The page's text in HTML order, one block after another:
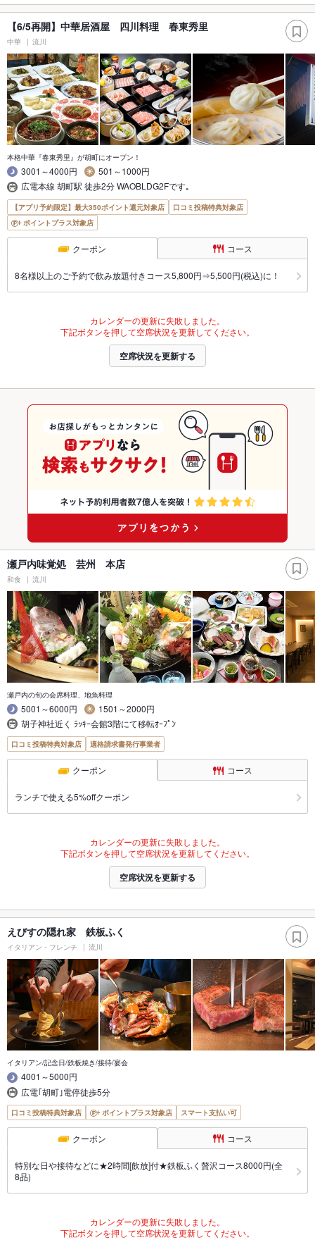
【6/5再開】中華居酒屋 四川料理 春東秀里
中華 流川
本格中華『春東秀里』が胡町にオープン！
3001～4000円
501～1000円
広電本線 胡町駅 徒歩2分 WAOBLDG2Fです｡
【アプリ予約限定】最大350ポイント還元対象店
口コミ投稿特典対象店
ポイントプラス対象店
クーポン コース
8名様以上のご予約で飲み放題付きコース5,800円⇒5,500円(税込)に！
カレンダーの更新に失敗しました。
下記ボタンを押して空席状況を更新してください。
空席状況を更新する
瀬戸内味覚処 芸州 本店
和食 流川
瀬戸内の旬の会席料理、地魚料理
5001～6000円
1501～2000円
胡子神社近く ﾗｯｷｰ会館3階にて移転ｵｰﾌﾟﾝ
口コミ投稿特典対象店 適格請求書発行事業者
クーポン コース
ランチで使える5%offクーポン
カレンダーの更新に失敗しました。
下記ボタンを押して空席状況を更新してください。
空席状況を更新する
えびすの隠れ家 鉄板ふく
イタリアン・フレンチ 流川
イタリアン/記念日/鉄板焼き/接待/宴会
4001～5000円
広電｢胡町｣電停徒歩5分
口コミ投稿特典対象店 ポイントプラス対象店 スマート支払い可
クーポン コース
特別な日や接待などに★2時間[飲放]付★鉄板ふく贅沢コース8000円(全
8品)
カレンダーの更新に失敗しました。
下記ボタンを押して空席状況を更新してください。